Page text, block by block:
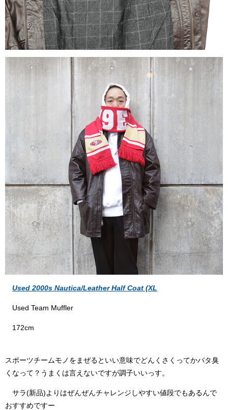
Used 2000s Nautica/Leather Half Coat (XL
Used Team Muffler
172cm
スポーツチームモノをまぜるといい意味でどんくさくってかバタ臭
くなって？うまくは言えないですが調子いいっす。
サラ(新品)よりはぜんぜんチャレンジしやすい値段でもあるんで
おすすめですー